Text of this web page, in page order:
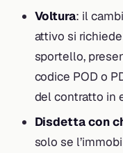
Voltura: il
attivo si
sportello,
codice POD o
del contratto in
Disdetta con
solo se